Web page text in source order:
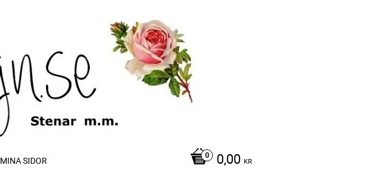
0,00 KR
MINA SIDOR